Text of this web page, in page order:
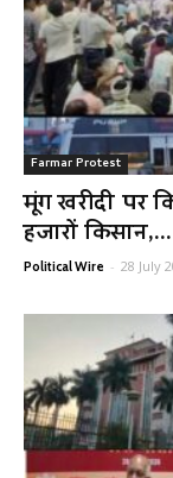
Farmar Protest
मूंग खरीदी पर
हजारों किसान,...
Political Wire - 28 July